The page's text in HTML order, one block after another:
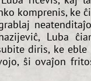
komprenis, ke
Luba
diris, ke
ŝi ovaĵon